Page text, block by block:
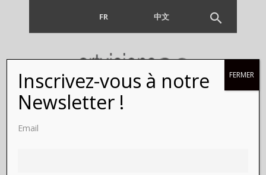
FR 中文
Virginie
Inscrivez-vous à notre
Newsletter !
Email
FERMER